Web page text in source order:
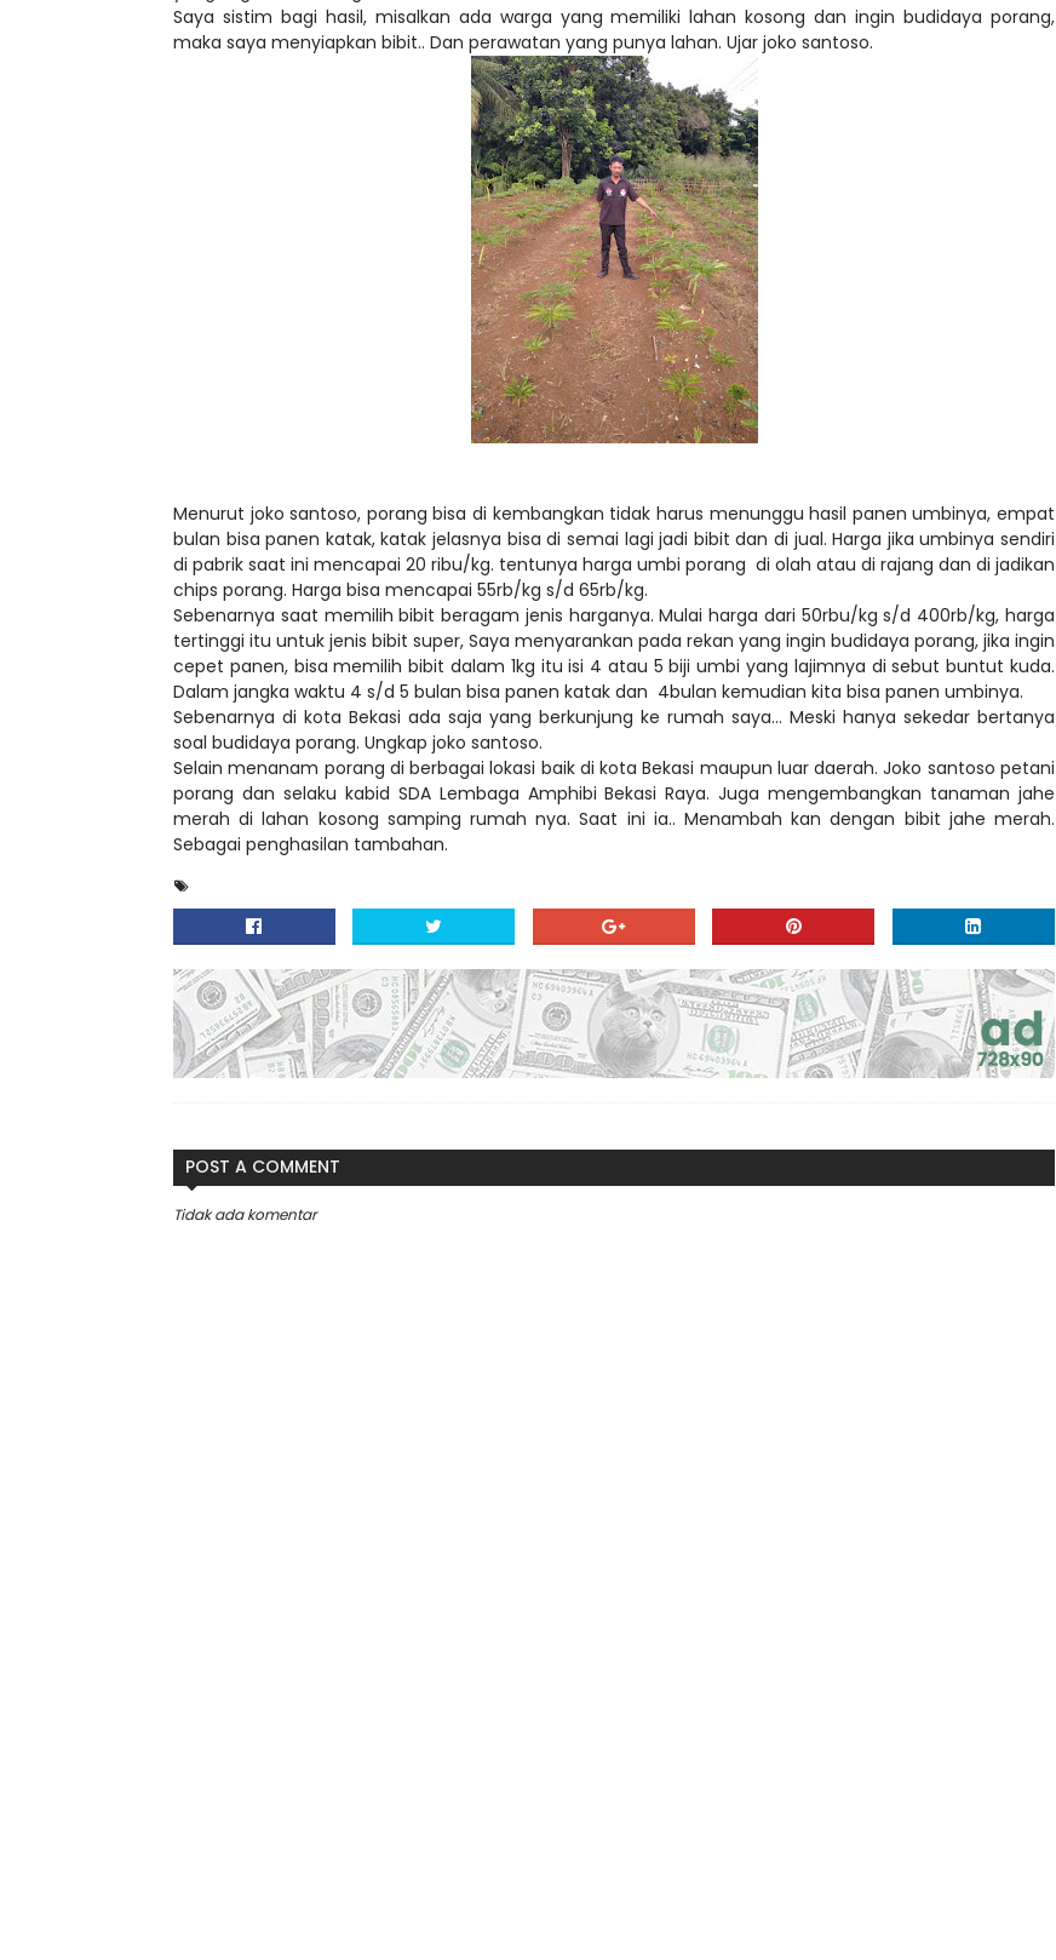
Saya sistim bagi hasil, misalkan ada warga yang memiliki lahan kosong dan ingin budidaya porang,
maka saya menyiapkan bibit.. Dan perawatan yang punya lahan. Ujar joko santoso.
Menurut joko santoso, porang bisa di kembangkan tidak harus menunggu hasil panen umbinya, empat
bulan bisa panen katak, katak jelasnya bisa di semai lagi jadi bibit dan di jual. Harga jika umbinya sendiri
di pabrik saat ini mencapai 20 ribu/kg. tentunya harga umbi porang di olah atau di rajang dan di jadikan
chips porang. Harga bisa mencapai 55rb/kg s/d 65rb/kg.
Sebenarnya saat memilih bibit beragam jenis harganya. Mulai harga dari 50rbu/kg s/d 400rb/kg, harga
tertinggi itu untuk jenis bibit super, Saya menyarankan pada rekan yang ingin budidaya porang, jika ingin
cepet panen, bisa memilih bibit dalam 1kg itu isi 4 atau 5 biji umbi yang lajimnya di sebut buntut kuda.
Dalam jangka waktu 4 s/d 5 bulan bisa panen katak dan 4bulan kemudian kita bisa panen umbinya.
Sebenarnya di kota Bekasi ada saja yang berkunjung ke rumah saya... Meski hanya sekedar bertanya
soal budidaya porang. Ungkap joko santoso.
Selain menanam porang di berbagai lokasi baik di kota Bekasi maupun luar daerah. Joko santoso petani
porang dan selaku kabid SDA Lembaga Amphibi Bekasi Raya. Juga mengembangkan tanaman jahe
merah di lahan kosong samping rumah nya. Saat ini ia.. Menambah kan dengan bibit jahe merah.
Sebagai penghasilan tambahan.
POST A COMMENT
Tidak ada komentar